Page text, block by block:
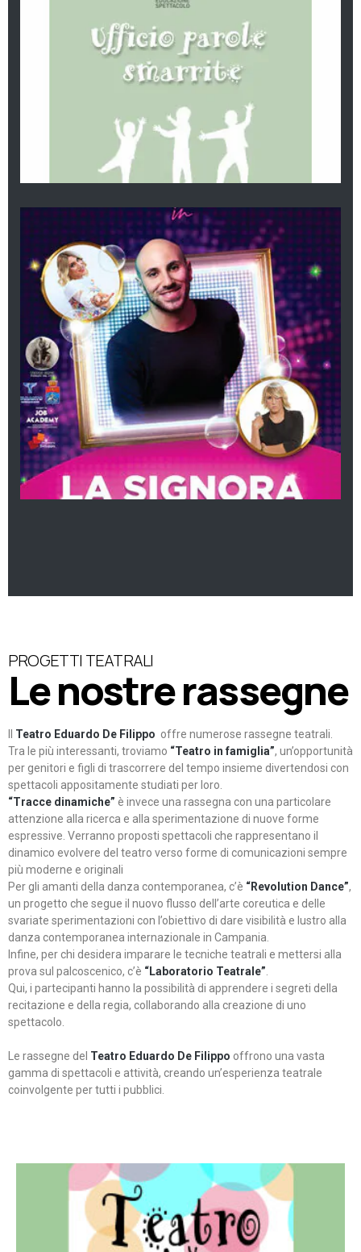
PROGETTI TEATRALI
Le nostre rassegne
Teatro Eduardo De Filippo offre numerose rassegne teatrali.
Tra le più interessanti, troviamo “Teatro in famiglia”, un’opportunità
per genitori e figli di trascorrere del tempo insieme divertendosi con
spettacoli appositamente studiati per loro.
“Tracce dinamiche” è invece una rassegna con una particolare
attenzione alla ricerca e alla sperimentazione di nuove forme
espressive. Verranno proposti spettacoli che rappresentano il
dinamico evolvere del teatro verso forme di comunicazioni sempre
più moderne e originali
Per gli amanti della danza contemporanea, c’è “Revolution Dance”,
un progetto che segue il nuovo flusso dell’arte coreutica e delle
svariate sperimentazioni con l’obiettivo di dare visibilità e lustro alla
danza contemporanea internazionale in Campania.
Infine, per chi desidera imparare le tecniche teatrali e mettersi alla
prova sul palcoscenico, c’è “Laboratorio Teatrale”
Qui, i partecipanti hanno la possibilità di apprendere i segreti della
recitazione e della regia, collaborando alla creazione di uno
spettacolo.
Le rassegne del Teatro Eduardo De Filippo offrono una vasta
gamma di spettacoli e attività, creando un’esperienza teatrale
coinvolgente per tutti i pubblici.
Continua